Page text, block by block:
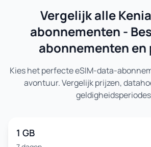
Vergelijk alle
abonnementen -
abonnementen en
Kies het perfecte eSIM-data-
avontuur. Vergelijk prijzen,
1 GB